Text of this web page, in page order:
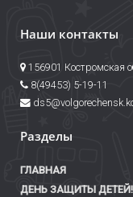
Наши контакты
156901 Костромская
8(49453) 5-19-11
Разделы
ГЛАВНАЯ
ДЕНЬ ЗАЩИТЫ ДЕТЕЙ!